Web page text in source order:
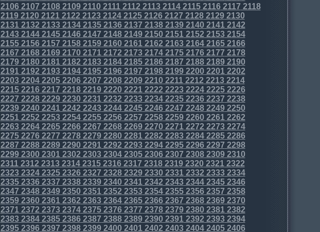
21062107 21082109211021112112 21132114211521162117 2118
2119212021212122 21232124212521262127 212821292130
21312132 21332134213521362137 21382139214021412142
21432144214521462147 21482149215021512152 21532154
215521562157 21582159216021612162 2163216421652166
2167 21682169217021712172 21732174217521762177 2178
2179218021812182 21832184218521862187 218821892190
21912192 21932194219521962197 21982199220022012202
22032204220522062207 22082209221022112212 22132214
221522162217 22182219222022212222 2223222422252226
2227 22282229223022312232 22332234223522362237 2238
2239224022412242 22432244224522462247 224822492250
22512252 22532254225522562257 22582259226022612262
22632264226522662267 22682269227022712272 22732274
227522762277 22782279228022812282 2283228422852286
2287 22882289229022912292 22932294229522962297 2298
2299230023012302 23032304230523062307 230823092310
23112312 23132314231523162317 23182319232023212322
23232324232523262327 23282329233023312332 23332334
233523362337 23382339234023412342 2343234423452346
2347 23482349235023512352 23532354235523562357 2358
2359236023612362 23632364236523662367 236823692370
23712372 23732374237523762377 23782379238023812382
23832384238523862387 23882389239023912392 23932394
239523962397 23982399240024012402 2403240424052406